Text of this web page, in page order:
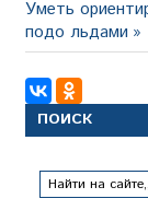
по
записям
запись:
Следующая
запись:
Уметь
подо льдами
ПОИСК